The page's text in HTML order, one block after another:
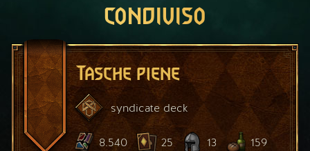
condiviso
Tasche piene
syndicate deck
8.540 25 13 159